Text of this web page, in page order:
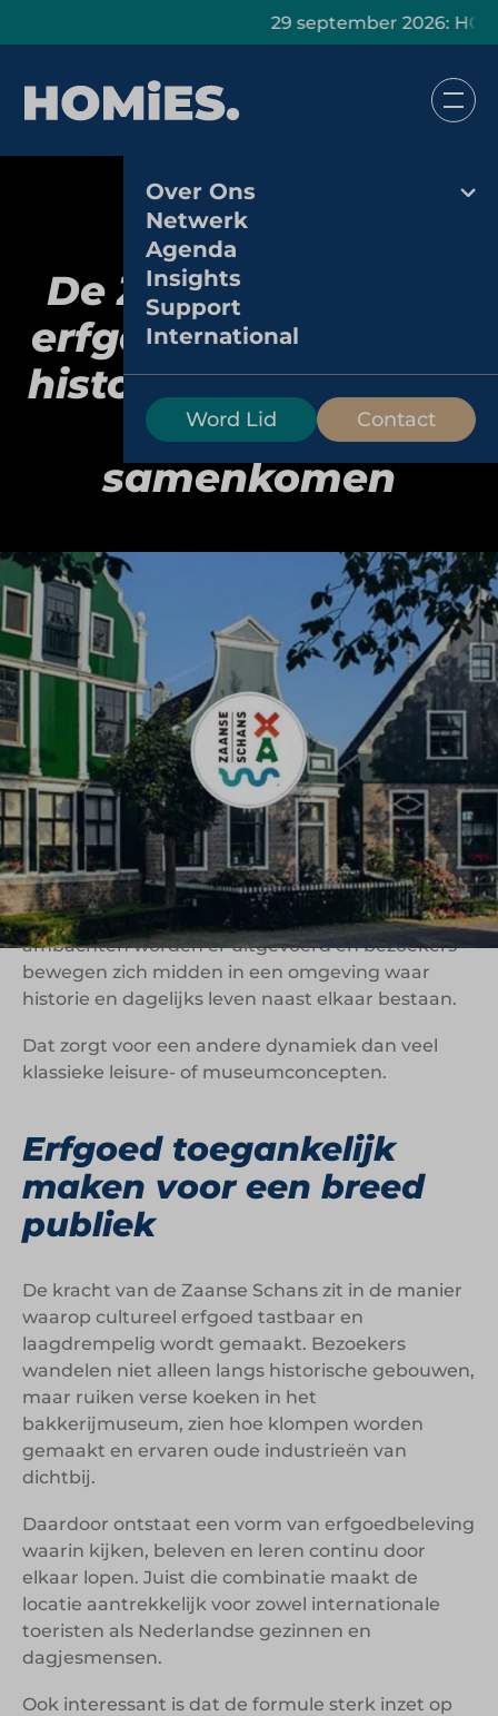
29 september 2026: HOMiES
Over Ons
Netwerk
Agenda
Insights
Support
International
Word Lid Contact
De Zaanse Schans:
erfgoedlocatie waar
historie, ambacht en
toerisme
samenkomen
De Zaanse Schans behoort tot de meest
herkenbare erfgoedbestemmingen van
Nederland. Het gebied brengt molens,
ambachten, monumentale huizen en historische
industrie samen in een open toegankelijk woon-
werkgebied dat bezoekers een inkijk geeft in het
Nederland van rond 1850.
Wat de Zaanse Schans bijzonder maakt, is dat
het geen traditioneel museum is met één
duidelijke route of afgesloten omgeving. Het
gebied leeft nog steeds. Mensen wonen er,
ambachten worden er uitgevoerd en bezoekers
bewegen zich midden in een omgeving waar
historie en dagelijks leven naast elkaar bestaan.
Dat zorgt voor een andere dynamiek dan veel
klassieke leisure- of museumconcepten.
Erfgoed toegankelijk
maken voor een breed
publiek
De kracht van de Zaanse Schans zit in de manier
waarop cultureel erfgoed tastbaar en
laagdrempelig wordt gemaakt. Bezoekers
wandelen niet alleen langs historische gebouwen,
maar ruiken verse koeken in het
bakkerijmuseum, zien hoe klompen worden
gemaakt en ervaren oude industrieën van
dichtbij.
Daardoor ontstaat een vorm van erfgoedbeleving
waarin kijken, beleven en leren continu door
elkaar lopen. Juist die combinatie maakt de
locatie aantrekkelijk voor zowel internationale
toeristen als Nederlandse gezinnen en
dagjesmensen.
Ook interessant is dat de formule sterk inzet op